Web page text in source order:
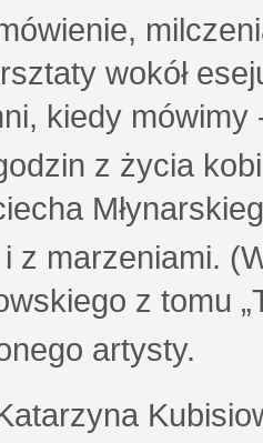
wokół
kiedy mówimy
z życia
z marzeniami.
z tomu
artysty.